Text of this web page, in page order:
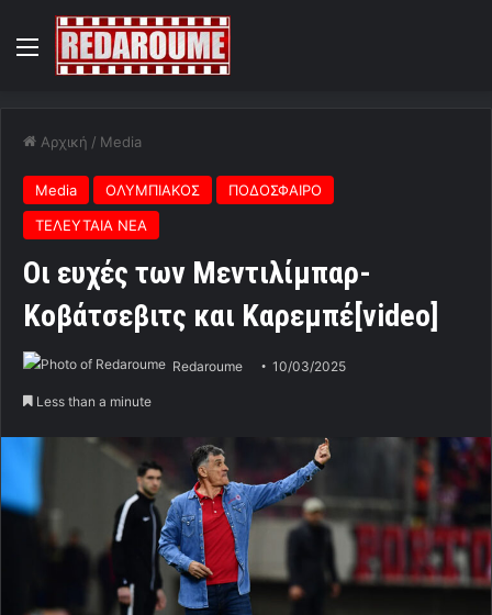
Menu
Αρχική / Media
Media ΟΛΥΜΠΙΑΚΟΣ
ΠΟΔΟΣΦΑΙΡΟ
ΤΕΛΕΥΤΑΙΑ ΝΕΑ
Oι ευχές των Μεντιλίμπαρ-
Κοβάτσεβιτς και Καρεμπέ[video]
Redaroume 10/03/2025
Less than a minute